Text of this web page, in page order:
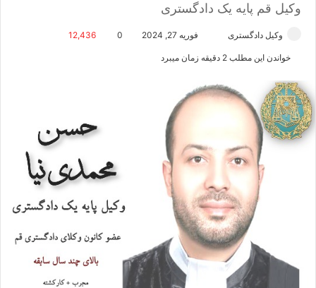
وکیل قم پایه یک دادگستری
وکیل دادگستری
ا
ل
ل
فوریه 27, 2024 0
12,436
خواندن این مطلب 2 دقیقه زمان میبرد